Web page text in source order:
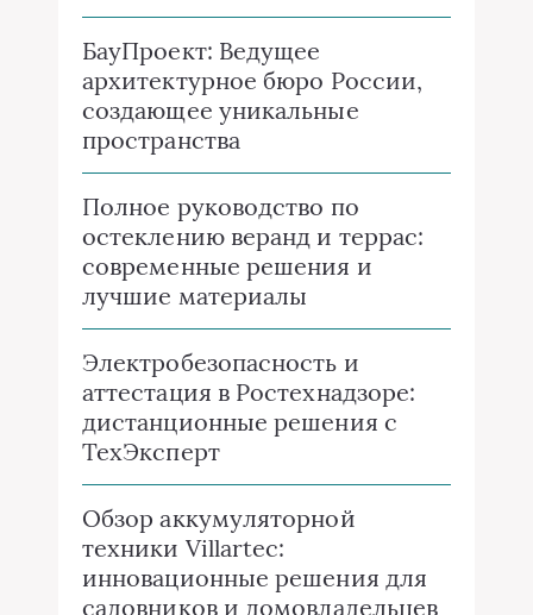
БауПроект: Ведущее
архитектурное бюро России,
создающее уникальные
пространства
Полное руководство по
остеклению веранд и террас:
современные решения и
лучшие материалы
Электробезопасность и
аттестация в Ростехнадзоре:
дистанционные решения с
ТехЭксперт
Обзор аккумуляторной
техники Villartec:
инновационные решения для
садовников и домовладельцев